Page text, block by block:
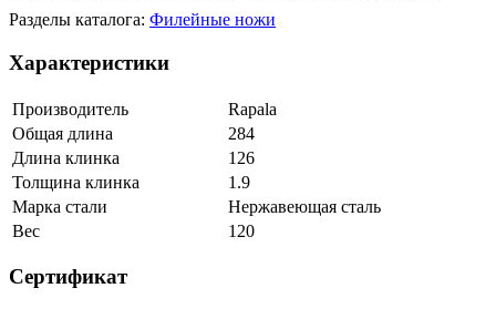
Разделы каталога: Филейные ножи
Характеристики
Производитель
Rapala
Общая длина
284
Длина клинка
126
Толщина клинка
1.9
Марка стали
Нержавеющая сталь
Вес
120
Сертификат